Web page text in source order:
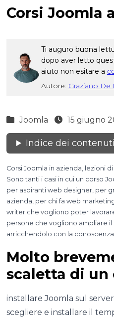
Corsi Joomla
Ti auguro buona
dopo aver letto
aiuto non esitare a
Autore: Graziano De
Joomla 15 giugno
Indice dei contenuti
Corsi Joomla in azienda, lezioni
Sono tanti i casi in cui un corso
per aspiranti web designer, per
azienda, per chi fa web
writer che vogliono poter
persone che vogliono ampliare
arricchendolo con la
Molto
scaletta di un
installare Joomla sul server
scegliere e installare il